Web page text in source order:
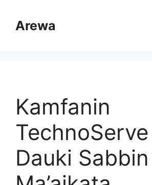
contentArewa
Kamfanin
Dauki Sabbin